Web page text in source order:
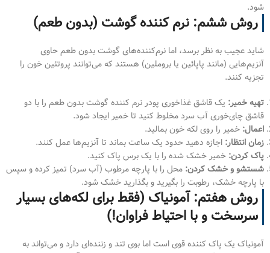
شود.
روش ششم: نرم کننده گوشت (بدون طعم)
شاید عجیب به نظر برسد، اما نرم‌کننده‌های گوشت بدون طعم حاوی
آنزیم‌هایی (مانند پاپائین یا بروملین) هستند که می‌توانند پروتئین خون را
تجزیه کنند.
تهیه خمیر: یک قاشق غذاخوری پودر نرم کننده گوشت بدون طعم را با دو
قاشق چای‌خوری آب سرد مخلوط کنید تا خمیر ایجاد شود.
اعمال: خمیر را روی لکه خون بمالید.
زمان انتظار: اجازه دهید حدود یک ساعت بماند تا آنزیم‌ها عمل کنند.
پاک کردن: خمیر خشک شده را با یک برس پاک کنید.
شستشو و خشک کردن: محل را با پارچه مرطوب (آب سرد) تمیز کرده و سپس
با پارچه خشک، رطوبت را بگیرید و بگذارید خشک شود.
روش هفتم: آمونیاک (فقط برای لکه‌های بسیار
سرسخت و با احتیاط فراوان!)
آمونیاک یک پاک کننده قوی است اما بوی تند و زننده‌ای دارد و می‌تواند به